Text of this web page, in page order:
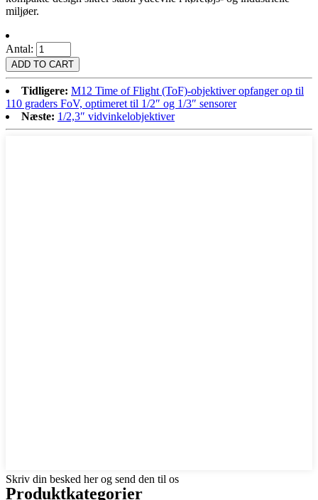
miljøer.
Antal:
Tidligere: M12 Time of Flight (ToF)-objektiver opfanger op til
110 graders FoV, optimeret til 1/2″ og 1/3″ sensorer
Næste: 1/2,3″ vidvinkelobjektiver
Skriv din besked her og send den til os
Produktkategorier